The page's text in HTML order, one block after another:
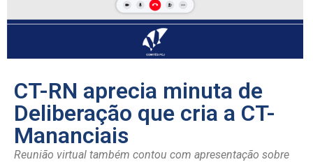
CT-RN aprecia minuta de
Deliberação que cria a CT-
Mananciais
Reunião virtual também contou com apresentação sobre